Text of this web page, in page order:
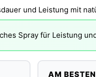
und Leistung mit
Spray für Leistung
AM